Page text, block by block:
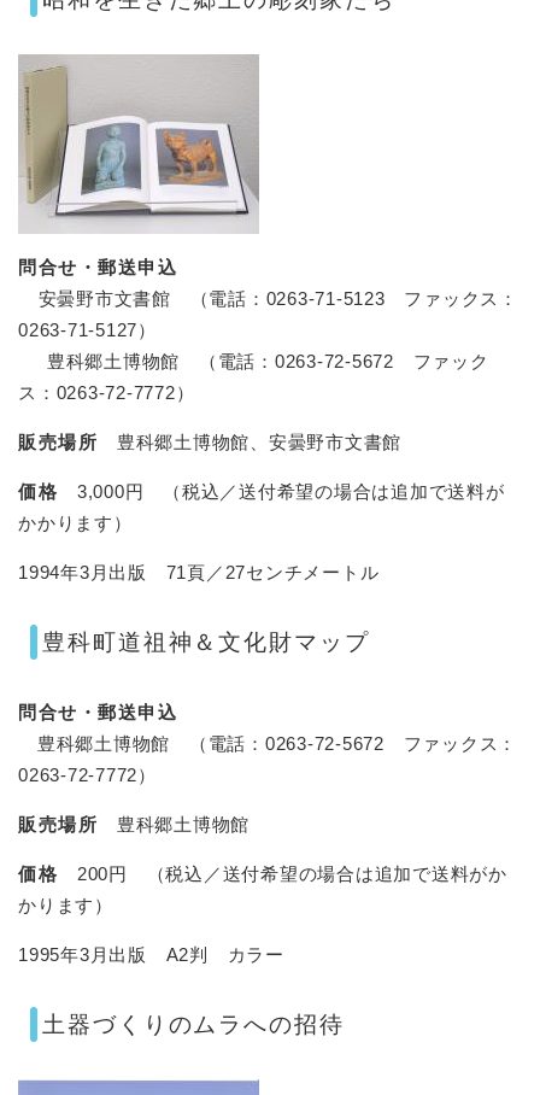
問合せ・郵送申込
安曇野市文書館 （電話：0263-71-5123 ファックス：
0263-71-5127）
豊科郷土博物館 （電話：0263-72-5672 ファック
ス：0263-72-7772）
販売場所 豊科郷土博物館、安曇野市文書館
価格 3,000円 （税込／送付希望の場合は追加で送料が
かかります）
1994年3月出版 71頁／27センチメートル
豊科町道祖神＆文化財マップ
問合せ・郵送申込
豊科郷土博物館 （電話：0263-72-5672 ファックス：
0263-72-7772）
販売場所 豊科郷土博物館
価格 200円 （税込／送付希望の場合は追加で送料がか
かります）
1995年3月出版 A2判 カラー
土器づくりのムラへの招待